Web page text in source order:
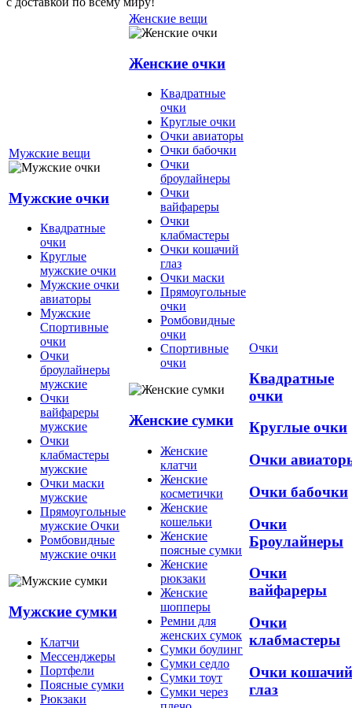
Мужские вещи
Мужские очки
Квадратные
очки
Круглые
мужские очки
Мужские очки
авиаторы
Мужские
Спортивные
очки
Очки
броулайнеры
мужские
Очки
вайфареры
мужские
Очки
клабмастеры
мужские
Очки маски
мужские
Прямоугольные
мужские Очки
Ромбовидные
мужские очки
Мужские сумки
Клатчи
Мессенджеры
Портфели
Поясные сумки
Рюкзаки
Женские вещи
Женские очки
Квадратные
очки
Круглые очки
Очки авиаторы
Очки бабочки
Очки
броулайнеры
Очки
вайфареры
Очки
клабмастеры
Очки кошачий
глаз
Очки маски
Прямоугольные
очки
Ромбовидные
очки
Спортивные
очки
Женские сумки
Женские
клатчи
Женские
косметички
Женские
кошельки
Женские
поясные сумки
Женские
рюкзаки
Женские
шопперы
Ремни для
женских сумок
Сумки боулинг
Сумки седло
Сумки тоут
Сумки через
Очки
Квадратные
очки
Круглые очки
Очки
Очки бабочки
Очки
Броулайнеры
Очки
вайфареры
Очки
клабмастеры
Очки кошачий
глаз